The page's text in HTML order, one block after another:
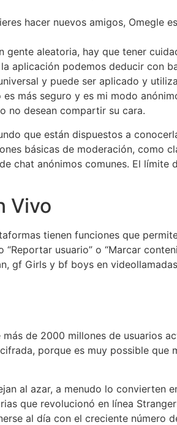
hacer nuevos amigos, Omegle
aleatoria, hay que tener
aplicación podemos deducir con
y puede ser aplicado y
más seguro y es mi modo
no desean compartir su cara.
que están dispuestos a
básicas de moderación, como
chat anónimos comunes. El límite
Vivo
tienen funciones que
usuario” o “Marcar
gf Girls y bf boys en
de 2000 millones de usuarios
porque es muy possible que
al azar, a menudo lo convierten
que revolucionó en línea
al día con el creciente número